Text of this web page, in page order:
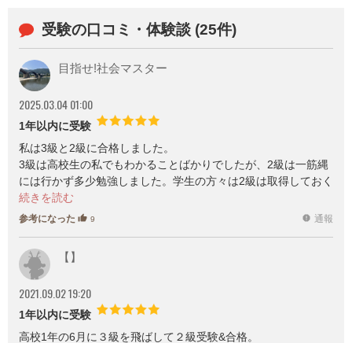
資格取得に取り組むビジネスパ
果に加えてコメントや前回順位
との比較も矢印で示しています
ので、ぜひご覧ください。
受験の口コミ・体験談 (25件)
目指せ!社会マスター
2025.03.04 01:00
1年以内に受験
私は3級と2級に合格しました。
3級は高校生の私でもわかることばかりでしたが、2級は一筋縄
には行かず多少勉強しました。学生の方々は2級は取得しておく
と良いと思います。
参考になった thumb_up 9 report 通報
【】
2021.09.02 19:20
1年以内に受験
高校1年の6月に３級を飛ばして２級受験&合格。